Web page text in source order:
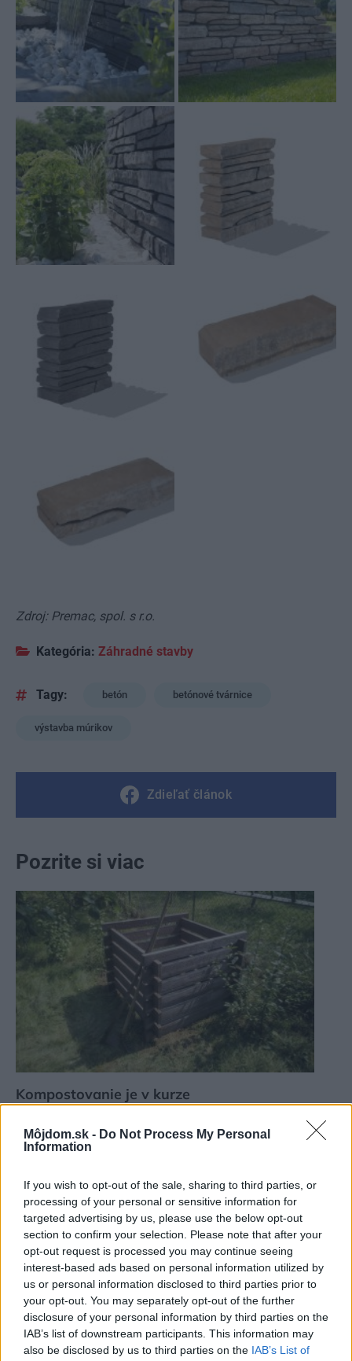
Môjdom.sk - Do Not Process My Personal
Information
If you wish to opt-out of the sale, sharing to third parties, or
processing of your personal or sensitive information for
targeted advertising by us, please use the below opt-out
section to confirm your selection. Please note that after your
opt-out request is processed you may continue seeing
interest-based ads based on personal information utilized by
us or personal information disclosed to third parties prior to
your opt-out. You may separately opt-out of the further
disclosure of your personal information by third parties on the
IAB’s list of downstream participants. This information may
also be disclosed by us to third parties on the IAB’s List of
Zdroj: Premac, spol. s r.o.
Kategória: Záhradné stavby
Tagy: betón betónové tvárnice
výstavba múrikov
Zdieľať článok
Pozrite si viac
Kompostovanie je v kurze
Plot Maclit® XL – prírodný vzhľad na maximum